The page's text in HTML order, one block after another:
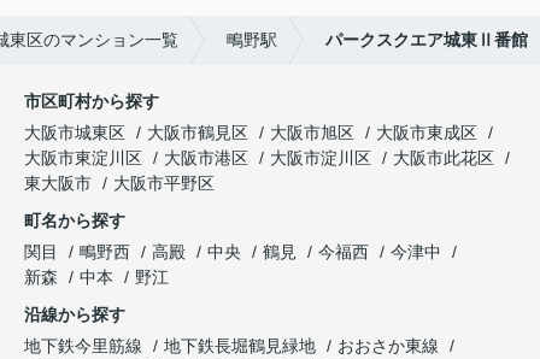
東区のマンション一覧 鴫野駅 パークスクエア城東Ⅱ番館
市区町村から探す
大阪市城東区
大阪市鶴見区 大阪市旭区
大阪市東成区
大阪市東淀川区
大阪市港区 大阪市淀川区
大阪市此花区
東大阪市
大阪市平野区
町名から探す
関目
鴫野西 高殿 中央 鶴見 今福西
今津中
新森
中本
野江
沿線から探す
地下鉄今里筋線
地下鉄長堀鶴見緑地
おおさか東線